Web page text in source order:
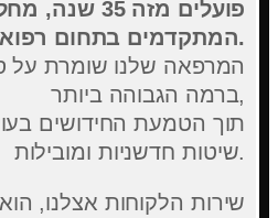
פועלים מזה 35
המתקדמים בתחום רפואת השיניים.
המרפאה שלנו שומרת על
ברמה הגבוהה ביותר,
תוך הטמעת החידושים
שיטות חדשניות ומובילות.
שירות הלקוחות אצלנו,